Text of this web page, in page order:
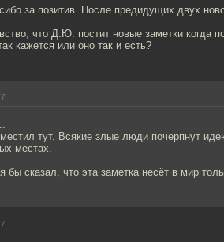
за позитив. После предидущих двух
что Д.Ю. постит новые заметки когда
кажется или оно так и есть?
тут. Всякие злые люди почерпнут
местах.
бы сказал, что эта заметка несёт в мир